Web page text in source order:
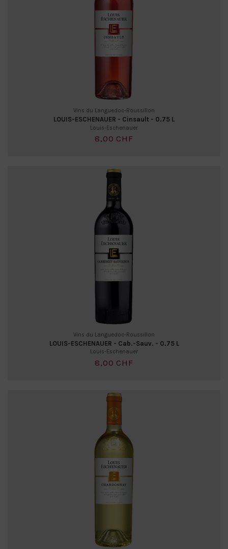
Vins du Languedoc-Roussillon
LOUIS-ESCHENAUER - Cinsault - 0.75 L
Louis-Eschenauer
8,00 CHF
Vins du Languedoc-Roussillon
LOUIS-ESCHENAUER - Cab.-Sauv. - 0.75 L
Louis-Eschenauer
8,00 CHF